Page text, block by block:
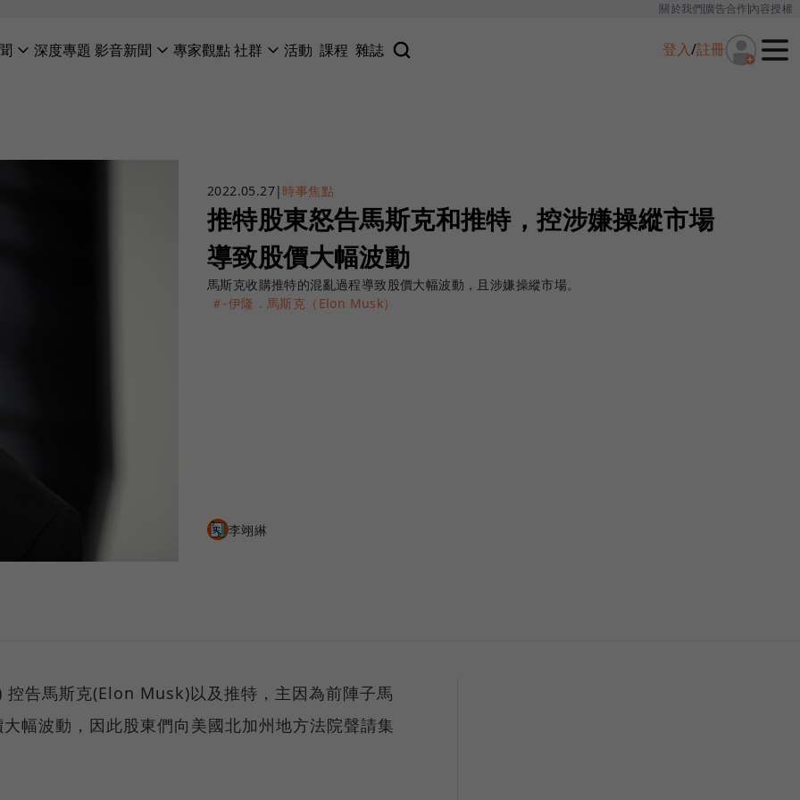
關於我們廣告合作內容授權
深度專題 影音新聞 專家觀點社群 活動 課程 雜誌 登入/註冊
2022.05.27| 時事焦點
推特股東怒告馬斯克和推特，控涉嫌操縱市場
導致股價大幅波動
馬斯克收購推特的混亂過程導致股價大幅波動，且涉嫌操縱市場。
＃-伊隆．馬斯克（Elon Musk）
李翊綝
告馬斯克(Elon Musk)以及推特，主因為前陣子馬
幅波動，因此股東們向美國北加州地方法院聲請集